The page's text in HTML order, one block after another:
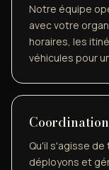
Notre équipe
avec votre
horaires, les
véhicules pour
Qu'il s'agisse
déployons et